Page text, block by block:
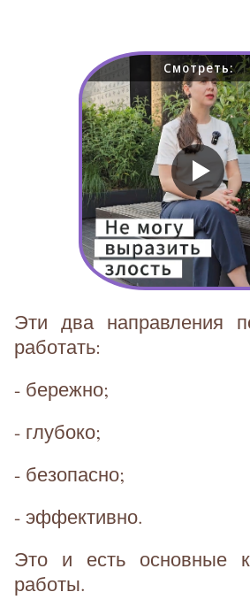
Смотреть:
Эти два направления
работать:
- бережно;
- глубоко;
- безопасно;
- эффективно.
Это и есть основные
работы.